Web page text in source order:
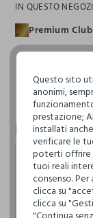
IN QUESTO
Premium Club
Recensioni
Danilo
Negozio
Questo sito
anonimi,
prestazione;
installati
verificare le
poterti offrire
tuoi reali
consenso.
clicca su
clicca su